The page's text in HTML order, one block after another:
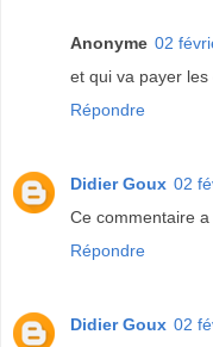
Anonyme 02
et qui va payer les
Répondre
Didier Goux 02
Ce commentaire
Répondre
Didier Goux 02